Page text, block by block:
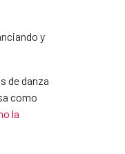
y
de danza
como
la